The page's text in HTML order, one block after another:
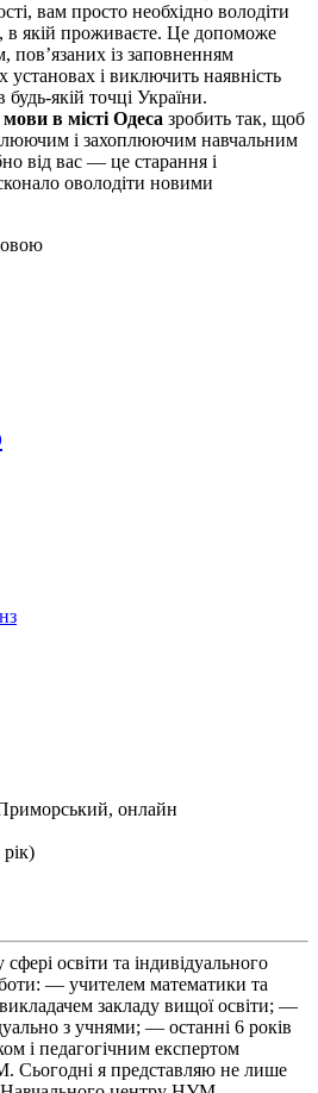
вам просто необхідно володіти
в якій проживаєте. Це допоможе
пов’язаних із заповненням
установах і виключить наявність
якій точці України.
мови в місті Одеса зробить так, щоб
і захоплюючим навчальним
від вас — це старання і
оволодіти новими
онлайн
освіти та індивідуального
— учителем математики та
закладу вищої освіти; —
з учнями; — останні 6 років
і педагогічним експертом
Сьогодні я представляю не лише